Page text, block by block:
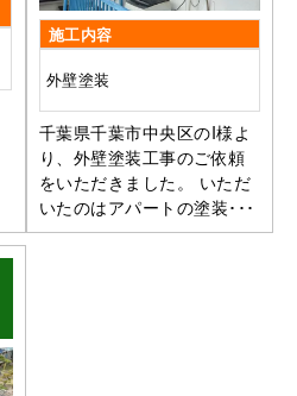
施工内容
外壁塗装
千葉県千葉市中央区のI様よ
り、外壁塗装工事のご依頼
をいただきました。 いただ
いたのはアパートの塗装･･･